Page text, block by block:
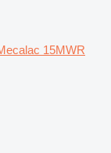
15MWR